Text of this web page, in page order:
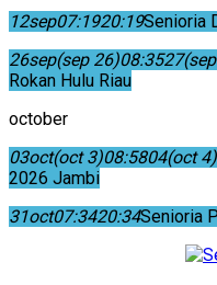
12sep07:1920:19Senioria
26sep(sep 26)08:3527
Rokan Hulu Riau
october
03oct(oct 3)08:5804(oct 4)
2026 Jambi
31oct07:3420:34Senioria